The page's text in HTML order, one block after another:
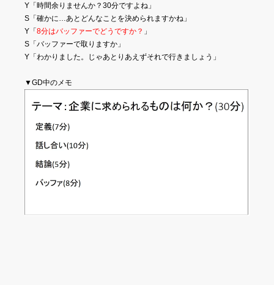
Y「時間余りませんか？30分ですよね」
S「確かに…あとどんなことを決められますかね」
Y「8分はバッファーでどうですか？ 」
S「バッファーで取りますか」
Y「わかりました。じゃあとりあえずそれで行きましょう」
▼GD中のメモ